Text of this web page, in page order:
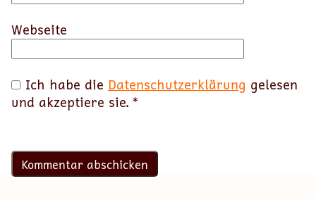
Webseite
Ich habe die Datenschutzerklärung gelesen
und akzeptiere sie. *